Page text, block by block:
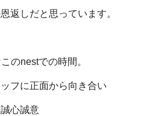
返しだと思っています。
のnestでの時間。
フに正面から向き合い
誠心誠意